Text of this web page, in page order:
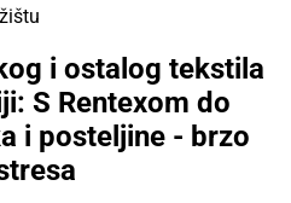
i ostalog tekstila
S Rentexom do
i posteljine - brzo